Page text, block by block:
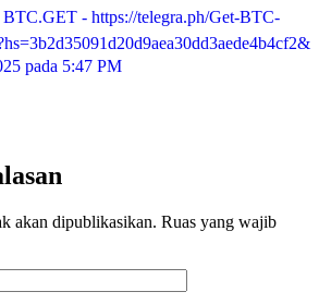
- https://telegra.ph/Get-BTC-
pada 5:47 PM
akan dipublikasikan. Ruas yang wajib